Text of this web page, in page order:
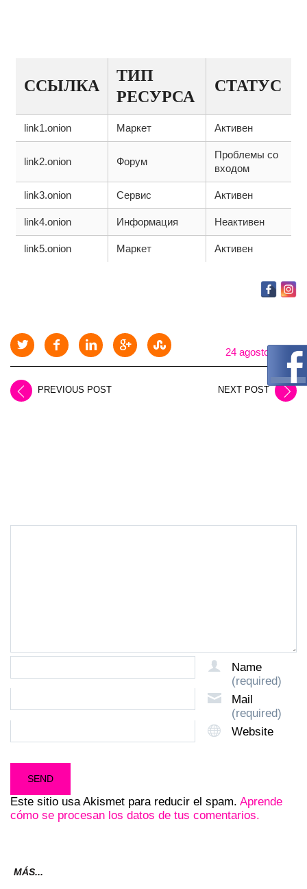
ССЫЛКА
ТИП
РЕСУРСА
СТАТУС
link1.onion Маркет Активен
link2.onion Форум
Проблемы со
входом
link3.onion Сервис Активен
link4.onion Информация Неактивен
link5.onion Маркет Активен
24 agosto, 2025
PREVIOUS POST NEXT POST
Name
(required)
Mail
(required)
Website
Este sitio usa Akismet para reducir el spam. Aprende
cómo se procesan los datos de tus comentarios.
MÁS...